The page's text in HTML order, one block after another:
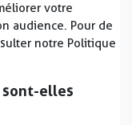
votre
audience. Pour de
notre Politique
sont-elles